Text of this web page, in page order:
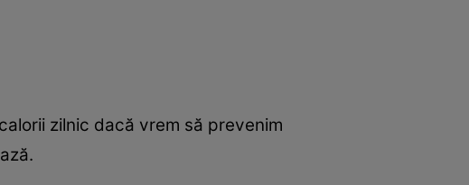
zilnic dacă vrem să prevenim